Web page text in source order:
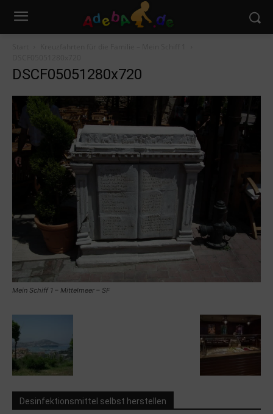
DSCF05051280x720
Mein Schiff 1 – Mittelmeer – SF
Desinfektionsmittel selbst herstellen